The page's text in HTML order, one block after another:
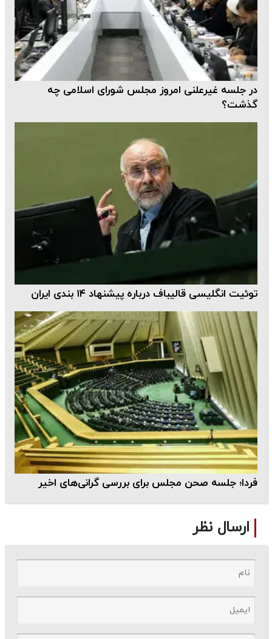
در جلسه غیرعلنی امروز مجلس شورای اسلامی چه
گذشت؟
توئیت انگلیسی قالیباف درباره پیشنهاد ۱۴ بندی ایران
فردا؛ جلسه صحن مجلس برای بررسی گرانی‌های اخیر
ارسال نظر